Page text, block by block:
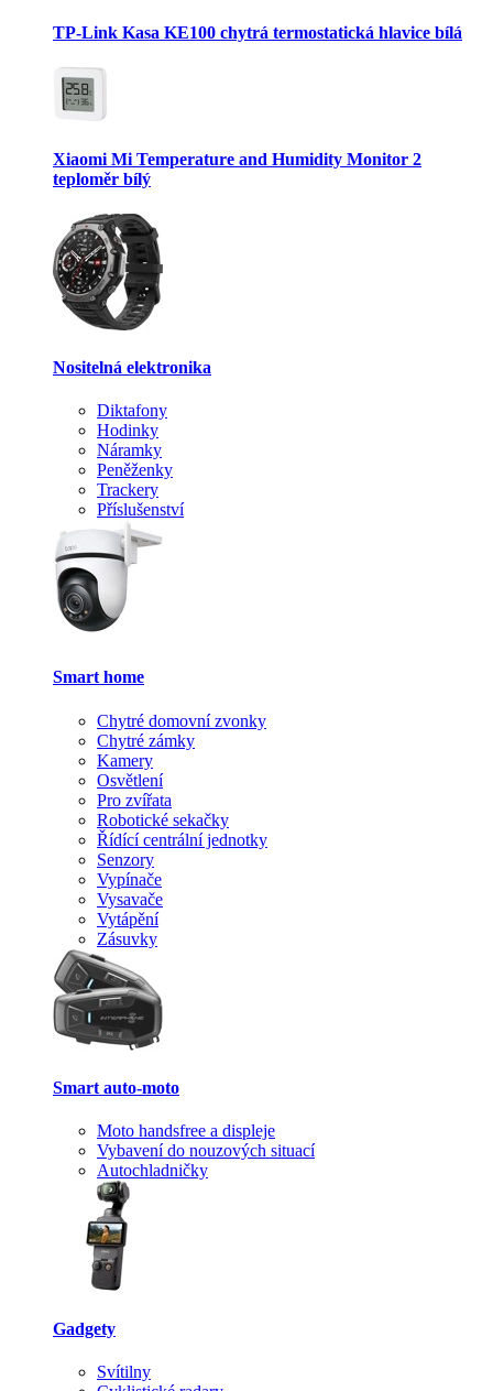
TP-Link Kasa KE100 chytrá termostatická hlavice bílá
Xiaomi Mi Temperature and Humidity Monitor 2
teploměr bílý
Nositelná elektronika
Diktafony
Hodinky
Náramky
Peněženky
Trackery
Příslušenství
Smart home
Chytré domovní zvonky
Chytré zámky
Kamery
Osvětlení
Pro zvířata
Robotické sekačky
Řídící centrální jednotky
Senzory
Vypínače
Vysavače
Vytápění
Zásuvky
Smart auto-moto
Moto handsfree a displeje
Vybavení do nouzových situací
Autochladničky
Gadgety
Svítilny